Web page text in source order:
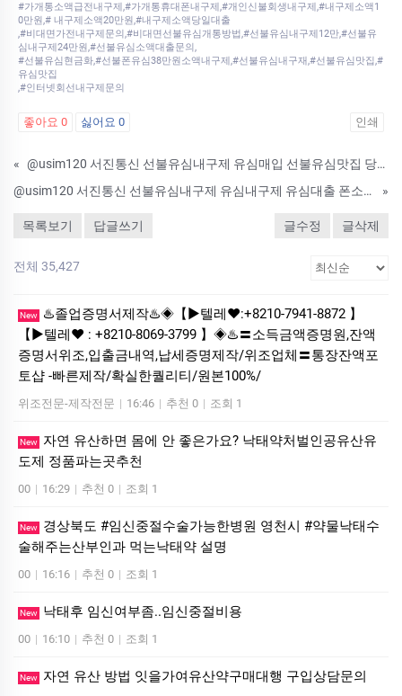
#가개통소액급전내구제,#가개통휴대폰내구제,#개인신불회생내구제,#내구제소액1
0만원,# 내구제소액20만원,#내구제소액당일대출
,#비대면가전내구제문의,#비대면선불유심개통방법,#선불유심내구제12만,#선불유
심내구제24만원,#선불유심소액대출문의,
#선불유심현금화,#선불폰유심38만원소액내구제,#선불유심내구재,#선불유심맛집,#
유심맛집
,#인터넷회선내구제문의
좋아요 0 싫어요 0 인쇄
«
@usim120 서진통신 선불유심내구제 유심매입 선불유심맛집 당일지급 선불유심매입 현금화
@usim120 서진통신 선불유심내구제 유심내구제 유심대출 폰소액대출 상품권깡 모바일대출 비상금대출 비대면대출 선불유심맛집
»
목록보기 답글쓰기 글수정 글삭제
전체 35,427
New
♨️졸업증명서제작♨️◈【▶텔레♥:+8210-7941-8872 】
【▶텔레♥ : +8210-8069-3799 】◈♨️〓소득금액증명원,잔액
증명서위조,입출금내역,납세증명제작/위조업체〓통장잔액포
토샵 -빠른제작/확실한퀄리티/원본100%/
위조전문-제작전문 | 16:46 | 추천 0 | 조회 1
New
자연 유산하면 몸에 안 좋은가요? 낙태약처벌인공유산유
도제 정품파는곳추천
00 | 16:29 | 추천 0 | 조회 1
New
경상북도 #임신중절수술가능한병원 영천시 #약물낙태수
술해주는산부인과 먹는낙­태약 설명
00 | 16:16 | 추천 0 | 조회 1
New 낙태후 임신여부좀..임신중절비용
00 | 16:10 | 추천 0 | 조회 1
New 자연 유산 방법 잇을가여유산약구매대행 구입상담문의